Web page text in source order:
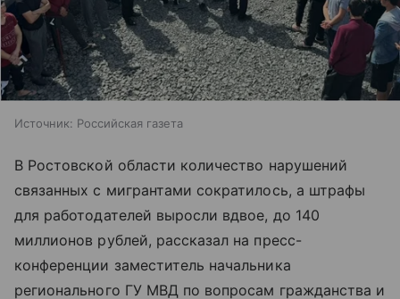
Источник: Российская газета
В Ростовской области количество нарушений
связанных с мигрантами сократилось, а штрафы
для работодателей выросли вдвое, до 140
миллионов рублей, рассказал на пресс-
конференции заместитель начальника
регионального ГУ МВД по вопросам гражданства и